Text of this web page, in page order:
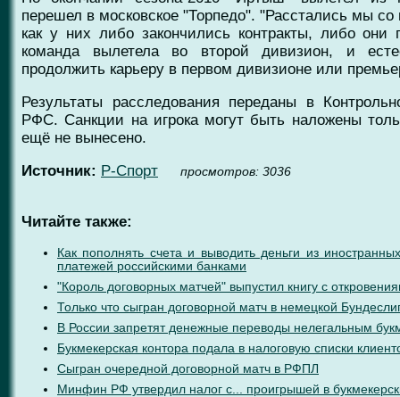
перешел в московское "Торпедо". "Расстались мы
как у них либо закончились контракты, либо
команда вылетела во второй дивизион, и
продолжить карьеру в первом дивизионе или
Результаты расследования переданы в
РФС. Санкции на игрока могут быть наложены
ещё не вынесено.
Источник: Р-Спорт проcмотров: 3036
Читайте также:
Как пополнять счета и выводить деньги из
платежей российскими банками
"Король договорных матчей" выпустил книгу с
Только что сыгран договорной матч в немецкой
В России запретят денежные переводы нелегальным
Букмекерская контора подала в налоговую списки
Сыгран очередной договорной матч в РФПЛ
Минфин РФ утвердил налог с... проигрышей в